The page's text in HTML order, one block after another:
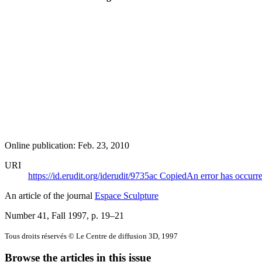
Online publication: Feb. 23, 2010
URI
https://id.erudit.org/iderudit/9735ac CopiedAn error has
An article of the journal Espace Sculpture
Number 41, Fall 1997, p. 19–21
Tous droits réservés © Le Centre de diffusion 3D, 1997
Browse the articles in this issue